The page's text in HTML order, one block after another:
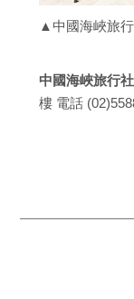
▲中國海峽旅
中國海峽旅行社
樓 電話